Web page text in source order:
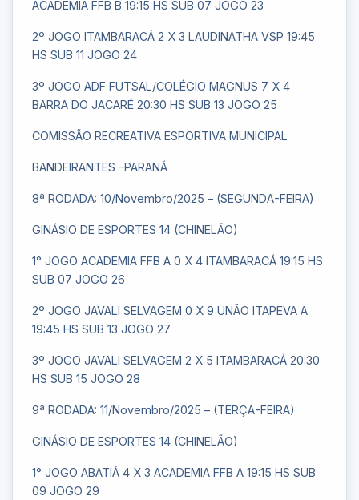
ACADEMIA FFB B 19:15 HS SUB 07 JOGO 23
2º JOGO ITAMBARACÁ 2 X 3 LAUDINATHA VSP 19:45
HS SUB 11 JOGO 24
3º JOGO ADF FUTSAL/COLÉGIO MAGNUS 7 X 4
BARRA DO JACARÉ 20:30 HS SUB 13 JOGO 25
COMISSÃO RECREATIVA ESPORTIVA MUNICIPAL
BANDEIRANTES –PARANÁ
8ª RODADA: 10/Novembro/2025 – (SEGUNDA-FEIRA)
GINÁSIO DE ESPORTES 14 (CHINELÃO)
1° JOGO ACADEMIA FFB A 0 X 4 ITAMBARACÁ 19:15 HS
SUB 07 JOGO 26
2º JOGO JAVALI SELVAGEM 0 X 9 UNÃO ITAPEVA A
19:45 HS SUB 13 JOGO 27
3º JOGO JAVALI SELVAGEM 2 X 5 ITAMBARACÁ 20:30
HS SUB 15 JOGO 28
9ª RODADA: 11/Novembro/2025 – (TERÇA-FEIRA)
GINÁSIO DE ESPORTES 14 (CHINELÃO)
1° JOGO ABATIÁ 4 X 3 ACADEMIA FFB A 19:15 HS SUB
09 JOGO 29